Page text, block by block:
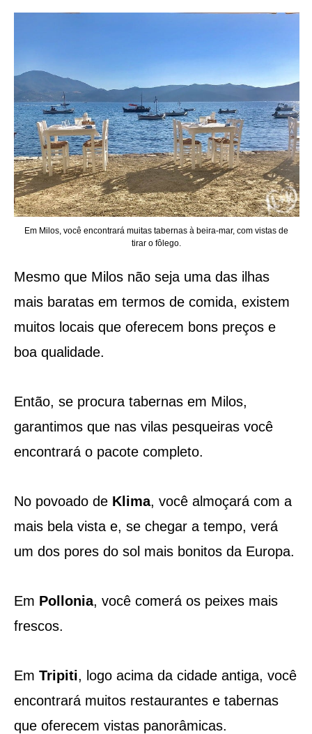
Em Milos, você encontrará muitas tabernas à beira-mar, com vistas de
tirar o fôlego.
Mesmo que Milos não seja uma das ilhas
mais baratas em termos de comida, existem
muitos locais que oferecem bons preços e
boa qualidade.
Então, se procura tabernas em Milos,
garantimos que nas vilas pesqueiras você
encontrará o pacote completo.
No povoado de Klima, você almoçará com a
mais bela vista e, se chegar a tempo, verá
um dos pores do sol mais bonitos da Europa.
Em Pollonia, você comerá os peixes mais
frescos.
Em Tripiti, logo acima da cidade antiga, você
encontrará muitos restaurantes e tabernas
que oferecem vistas panorâmicas.